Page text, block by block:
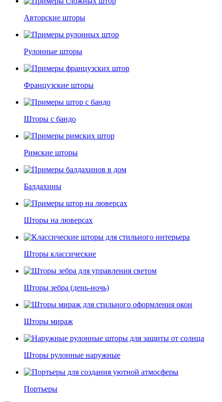
Авторские шторы
Рулонные шторы
Французские шторы
Шторы с бандо
Римские шторы
Балдахины
Шторы на люверсах
Шторы классические
Шторы зебра (день-ночь)
Шторы мираж
Шторы рулонные наружные
Портьеры